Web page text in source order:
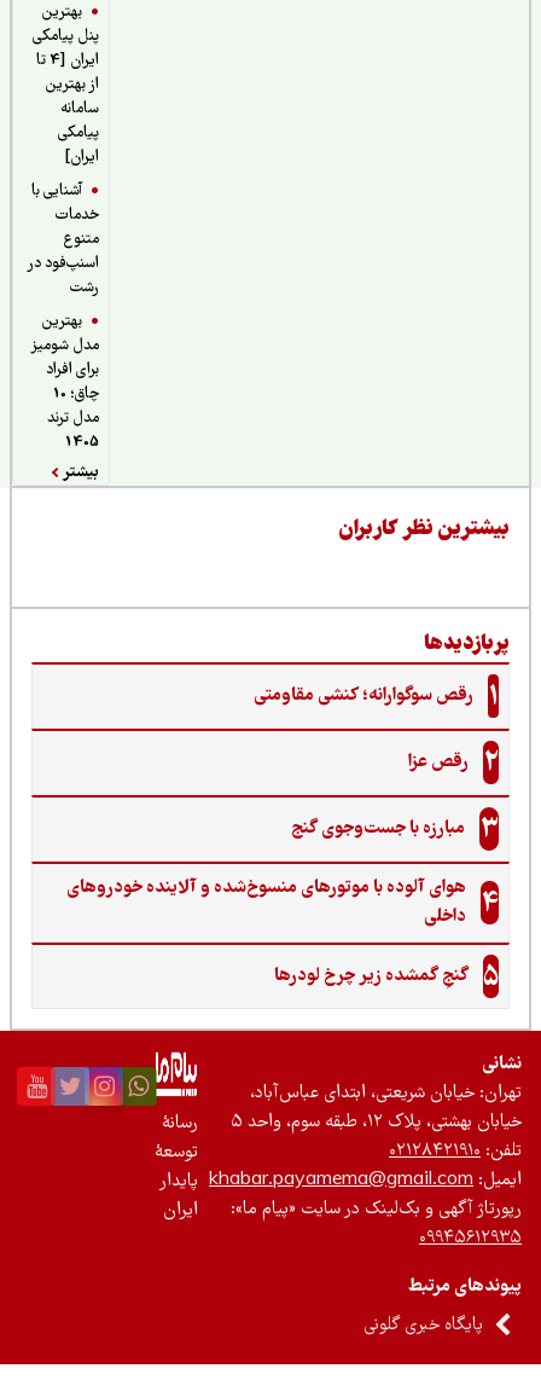
بهترین
پنل پیامکی
ایران [4 تا
از بهترین
سامانه
پیامکی
آشنایی با
خدمات
اسنپ‌فود در
بهترین
مدل شومیز
برای افراد
چاق؛ 10
مدل ترند
نظر کاربران
رقص سوگوارانه؛ کنشی مقاومتی
رقص عزا
مبارزه با جست‌وجوی گنج‌
هوای آلوده با موتورهای منسوخ‌شده و آلاینده خودروهای
داخلی
گنجِ گمشده زیر چرخ لودرها
خیابان شریعتی، ابتدای عباس‌آباد،
بهشتی، پلاک ۱۲، طبقه سوم، واحد ۵
۰۲۱۲۸۴۲۱۹۱۰
khabar.payamema@gmail.com
آگهی و بک‌لینک در سایت «پیام ما»:
مرتبط
پایگاه خبری گلونی
رسانۀ
توسعۀ
پایدار
ایران